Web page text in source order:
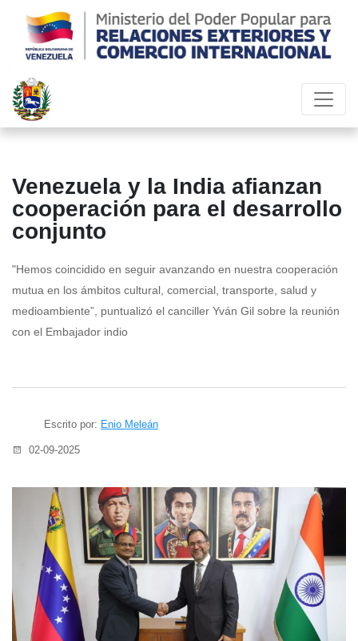
Venezuela y la India afianzan
cooperación para el desarrollo
conjunto
"Hemos coincidido en seguir avanzando en nuestra cooperación
mutua en los ámbitos cultural, comercial, transporte, salud y
medioambiente”, puntualizó el canciller Yván Gil sobre la reunión
con el Embajador indio
Escrito por: Enio Meleán
02-09-2025